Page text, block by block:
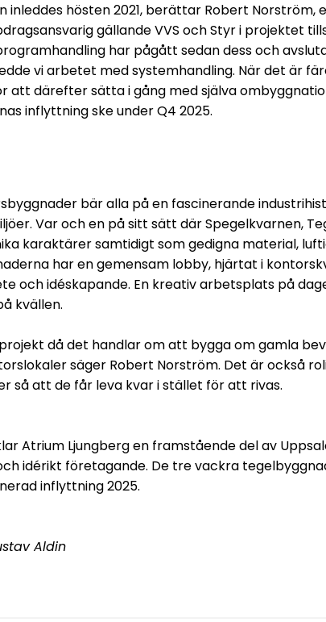
hösten 2021, berättar Robert Norström,
gällande VVS och Styr i projektet
har pågått sedan dess och
vi arbetet med systemhandling. När det är
att därefter sätta i gång med själva
inflyttning ske under Q4 2025.
bär alla på en fascinerande
Var och en på sitt sätt där Spegelkvarnen,
karaktärer samtidigt som gedigna material,
har en gemensam lobby, hjärtat i
och idéskapande. En kreativ arbetsplats på
kvällen.
då det handlar om att bygga om gamla
säger Robert Norström. Det är också
så att de får leva kvar i stället för att rivas.
Atrium Ljungberg en framstående del av
idérikt företagande. De tre vackra
inflyttning 2025.
Aldin